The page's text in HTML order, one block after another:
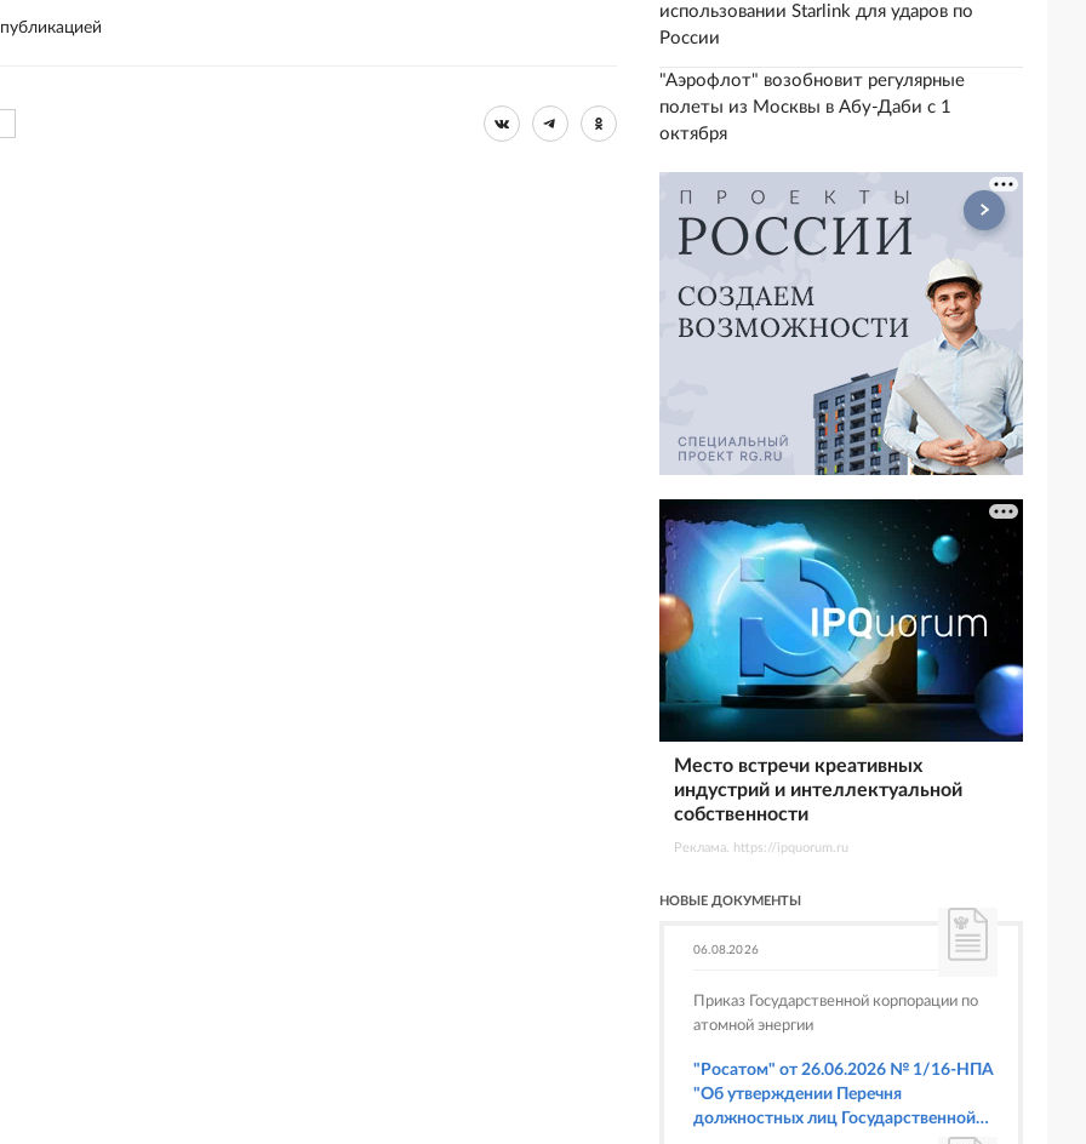
использовании Starlink для ударов по
России
"Аэрофлот" возобновит регулярные
полеты из Москвы в Абу-Даби с 1
октября
Место встречи креативных
индустрий и интеллектуальной
собственности
Реклама. https://ipquorum.ru
НОВЫЕ ДОКУМЕНТЫ
06.08.2026
Приказ Государственной корпорации по
атомной энергии
"Росатом" от 26.06.2026 № 1/16-НПА
"Об утверждении Перечня
должностных лиц Государственной